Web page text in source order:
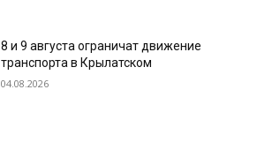
8 и 9 августа ограничат движение
транспорта в Крылатском
04.08.2026